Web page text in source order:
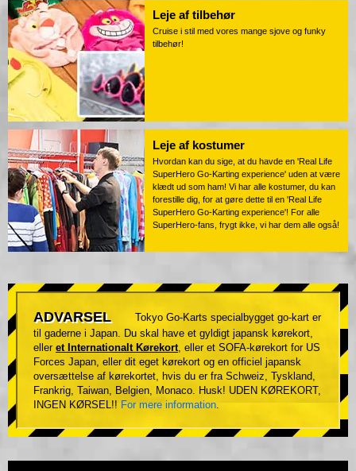
Leje af tilbehør
Cruise i stil med vores mange sjove og funky
tilbehør!
Leje af kostumer
Hvordan kan du sige, at du havde en 'Real Life
SuperHero Go-Karting experience' uden at være
klædt ud som ham! Vi har alle kostumer, du kan
forestille dig, for at gøre dette til en 'Real Life
SuperHero Go-Karting experience'! For alle
SuperHero-fans, frygt ikke, vi har dem alle også!
ADVARSEL
Tokyo Go-Karts specialbygget go-kart er
til gaderne i Japan. Du skal have et gyldigt japansk kørekort,
eller et Internationalt Kørekort, eller et SOFA-kørekort for US
Forces Japan, eller dit eget kørekort og en officiel japansk
oversættelse af kørekortet, hvis du er fra Schweiz, Tyskland,
Frankrig, Taiwan, Belgien, Monaco. Husk! UDEN KØREKORT,
INGEN KØRSEL!! For mere information.